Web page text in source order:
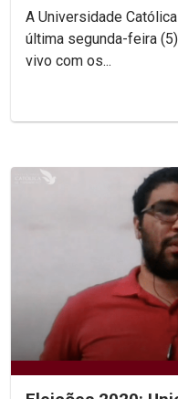
A Universidade
última segunda-feira
vivo com os...